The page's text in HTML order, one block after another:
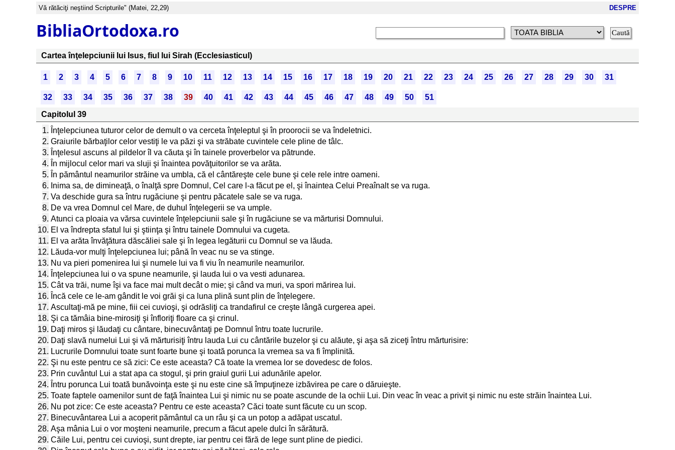
Vă rătăciţi neştiind Scripturile" (Matei, 22,29) DESPRE
BibliaOrtodoxa.ro
Cartea înţelepciunii lui Isus, fiul lui Sirah (Ecclesiasticul)
1 2 3 4 5 6 7 8 9 10 11 12 13 14 15 16 17 18 19 20 21 22 23 24 25 26 27 28 29 30 31
32 33 34 35 36 37 38 39 40 41 42 43 44 45 46 47 48 49 50
51
Capitolul 39
1. Înţelepciunea tuturor celor de demult o va cerceta înţeleptul şi în proorocii se va îndeletnici.
2. Graiurile bărbaţilor celor vestiţi le va păzi şi va străbate cuvintele cele pline de tâlc.
3. Înţelesul ascuns al pildelor îl va căuta şi în tainele proverbelor va pătrunde.
4. În mijlocul celor mari va sluji şi înaintea povăţuitorilor se va arăta.
5. În pământul neamurilor străine va umbla, că el cântăreşte cele bune şi cele rele intre oameni.
6. Inima sa, de dimineaţă, o înalţă spre Domnul, Cel care l-a făcut pe el, şi înaintea Celui Preaînalt se va ruga.
7. Va deschide gura sa întru rugăciune şi pentru păcatele sale se va ruga.
8. De va vrea Domnul cel Mare, de duhul înţelegerii se va umple.
9. Atunci ca ploaia va vărsa cuvintele înţelepciunii sale şi în rugăciune se va mărturisi Domnului.
10. El va îndrepta sfatul lui şi ştiinţa şi întru tainele Domnului va cugeta.
11. El va arăta învăţătura dăscăliei sale şi în legea legăturii cu Domnul se va lăuda.
12. Lăuda-vor mulţi înţelepciunea lui; până în veac nu se va stinge.
13. Nu va pieri pomenirea lui şi numele lui va fi viu în neamurile neamurilor.
14. Înţelepciunea lui o va spune neamurile, şi lauda lui o va vesti adunarea.
15. Cât va trăi, nume îşi va face mai mult decât o mie; şi când va muri, va spori mărirea lui.
16. Încă cele ce le-am gândit le voi grăi şi ca luna plină sunt plin de înţelegere.
17. Ascultaţi-mă pe mine, fiii cei cuvioşi, şi odrăsliţi ca trandafirul ce creşte lângă curgerea apei.
18. Şi ca tămâia bine-mirosiţi şi înfloriţi floare ca şi crinul.
19. Daţi miros şi lăudaţi cu cântare, binecuvântaţi pe Domnul întru toate lucrurile.
20. Daţi slavă numelui Lui şi vă mărturisiţi întru lauda Lui cu cântările buzelor şi cu alăute, şi aşa să ziceţi întru mărturisire:
21. Lucrurile Domnului toate sunt foarte bune şi toată porunca la vremea sa va fi împlinită.
22. Şi nu este pentru ce să zici: Ce este aceasta? Că toate la vremea lor se dovedesc de folos.
23. Prin cuvântul Lui a stat apa ca stogul, şi prin graiul gurii Lui adunările apelor.
24. Întru porunca Lui toată bunăvoinţa este şi nu este cine să împuţineze izbăvirea pe care o dăruieşte.
25. Toate faptele oamenilor sunt de faţă înaintea Lui şi nimic nu se poate ascunde de la ochii Lui. Din veac în veac a privit şi nimic nu este străin înaintea Lui.
26. Nu pot zice: Ce este aceasta? Pentru ce este aceasta? Căci toate sunt făcute cu un scop.
27. Binecuvântarea Lui a acoperit pământul ca un râu şi ca un potop a adăpat uscatul.
28. Aşa mânia Lui o vor moşteni neamurile, precum a făcut apele dulci în sărătură.
29. Căile Lui, pentru cei cuvioşi, sunt drepte, iar pentru cei fără de lege sunt pline de piedici.